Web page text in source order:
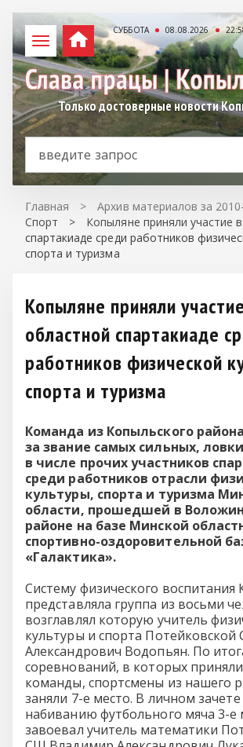
СУББОТА 08.08.2026
Только достоверные новости
Главная > Архив материалов за
Спорт
>
Копыляне приняли участие
спартакиаде среди работников
спорта и туризма
Копыляне приняли
областной спартакиаде
работников физической
спорта и туризма
Команда из Копыльского
за звание самых сильных,
в числе прочих участников
среди работников отрасли
культуры, спорта и туризма
области, прошедшей в
районе на базе Минской
спортивно-оздоровительной
«Галактика».
Систему физического
представляла группа из восьми
возглавлял которую учитель
культуры и спорта
Александрович Водопьян. По
соревнований, в которых приняли
команды, спортсмены из нашего
заняли 7-е место. В личном
набиванию футбольного мяча 3-е
завоевал учитель математики